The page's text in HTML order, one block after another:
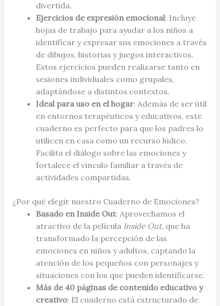
divertida.
Ejercicios de expresión emocional: Incluye
hojas de trabajo para ayudar a los niños a
identificar y expresar sus emociones a través
de dibujos, historias y juegos interactivos.
Estos ejercicios pueden realizarse tanto en
sesiones individuales como grupales,
adaptándose a distintos contextos.
Ideal para uso en el hogar: Además de ser útil
en entornos terapéuticos y educativos, este
cuaderno es perfecto para que los padres lo
utilicen en casa como un recurso lúdico.
Facilita el diálogo sobre las emociones y
fortalece el vínculo familiar a través de
actividades compartidas.
¿Por qué elegir nuestro Cuaderno de Emociones?
Basado en Inside Out: Aprovechamos el
atractivo de la película Inside Out, que ha
transformado la percepción de las
emociones en niños y adultos, captando la
atención de los pequeños con personajes y
situaciones con los que pueden identificarse.
Más de 40 páginas de contenido educativo y
creativo: El cuaderno está estructurado de